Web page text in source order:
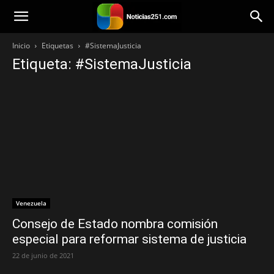
Noticias251
Inicio Etiquetas #SistemaJusticia
Etiqueta: #SistemaJusticia
Venezuela
Consejo de Estado nombra comisión
especial para reformar sistema de justicia
22 de junio de 2021